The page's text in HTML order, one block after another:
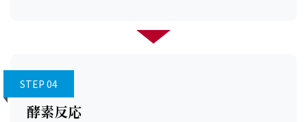
STEP 04
酵素反応